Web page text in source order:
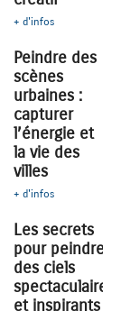
+ d'infos
Peindre des
scènes
urbaines :
capturer
l’énergie et
la vie des
villes
+ d'infos
Les secrets
pour peindre
des ciels
spectaculaires
et inspirants